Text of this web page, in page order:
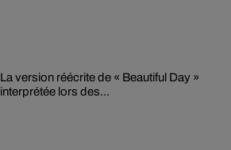
La version réécrite de « Beautiful Day »
interprétée lors des...